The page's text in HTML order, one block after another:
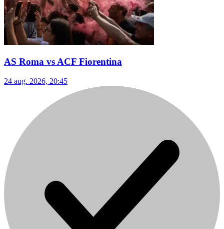
AS Roma vs ACF Fiorentina
24 aug. 2026, 20:45